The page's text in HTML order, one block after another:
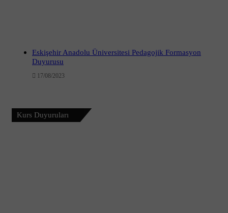
Eskişehir Anadolu Üniversitesi Pedagojik Formasyon
Duyurusu
17/08/2023
Kurs Duyuruları